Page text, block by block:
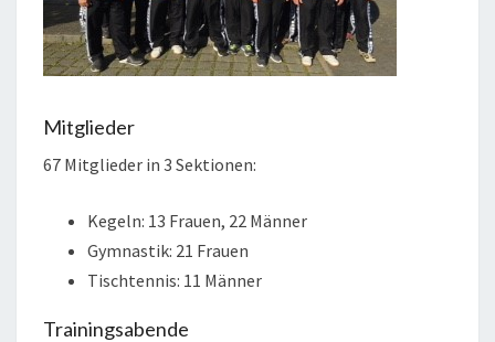
Mitglieder
67 Mitglieder in 3 Sektionen:
Kegeln: 13 Frauen, 22 Männer
Gymnastik: 21 Frauen
Tischtennis: 11 Männer
Trainingsabende